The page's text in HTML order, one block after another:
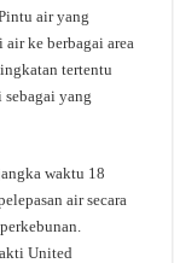
air yang
ke berbagai area
tertentu
yang
waktu 18
air secara
United